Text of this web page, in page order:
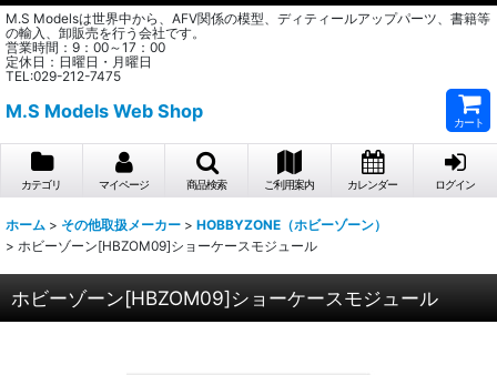
M.S Modelsは世界中から、AFV関係の模型、ディティールアップパーツ、書籍等
の輸入、卸販売を行う会社です。
営業時間：9：00～17：00
定休日：日曜日・月曜日
TEL:029-212-7475
M.S Models Web Shop
カート
カテゴリ マイページ 商品検索 ご利用案内 カレンダー ログイン
ホーム > その他取扱メーカー > HOBBYZONE（ホビーゾーン）
> ホビーゾーン[HBZOM09]ショーケースモジュール
ホビーゾーン[HBZOM09]ショーケースモジュール